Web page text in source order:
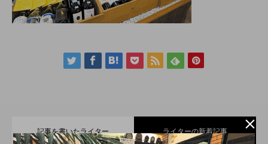
記事を書いたライター ライターの新着記事 